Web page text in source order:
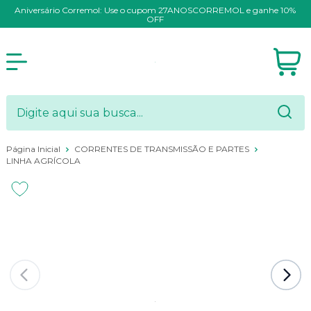
Aniversário Corremol: Use o cupom 27ANOSCORREMOL e ganhe 10%
OFF
Página Inicial
CORRENTES DE TRANSMISSÃO E PARTES
LINHA AGRÍCOLA